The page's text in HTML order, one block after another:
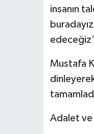
insanın
Mustafa
Adalet ve